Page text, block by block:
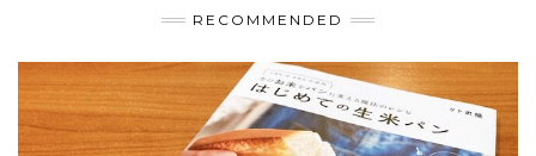
RECOMMENDED